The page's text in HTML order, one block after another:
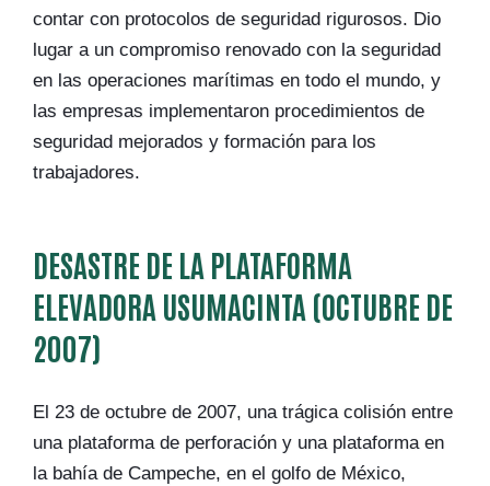
contar con protocolos de seguridad rigurosos. Dio
lugar a un compromiso renovado con la seguridad
en las operaciones marítimas en todo el mundo, y
las empresas implementaron procedimientos de
seguridad mejorados y formación para los
trabajadores.
DESASTRE DE LA PLATAFORMA
ELEVADORA USUMACINTA (OCTUBRE DE
2007)
El 23 de octubre de 2007, una trágica colisión entre
una plataforma de perforación y una plataforma en
la bahía de Campeche, en el golfo de México,